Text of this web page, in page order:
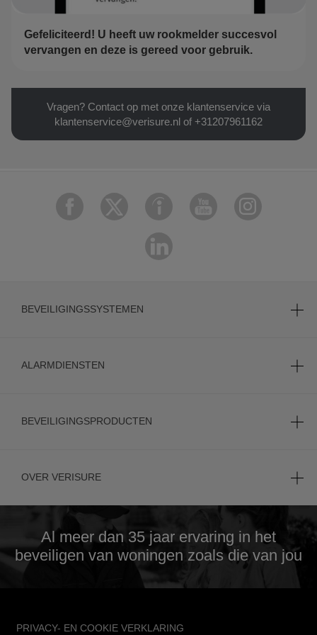
Gefeliciteerd! U heeft uw rookmelder succesvol
vervangen en deze is gereed voor gebruik.
Vragen? Contact op met onze klantenservice via
klantenservice@verisure.nl of +31207961162
BEVEILIGINGSSYSTEMEN
ALARMDIENSTEN
BEVEILIGINGSPRODUCTEN
OVER VERISURE
Al meer dan 35 jaar ervaring in het
beveiligen van woningen zoals die van jou
FOOTER
PRIVACY- EN COOKIE VERKLARING